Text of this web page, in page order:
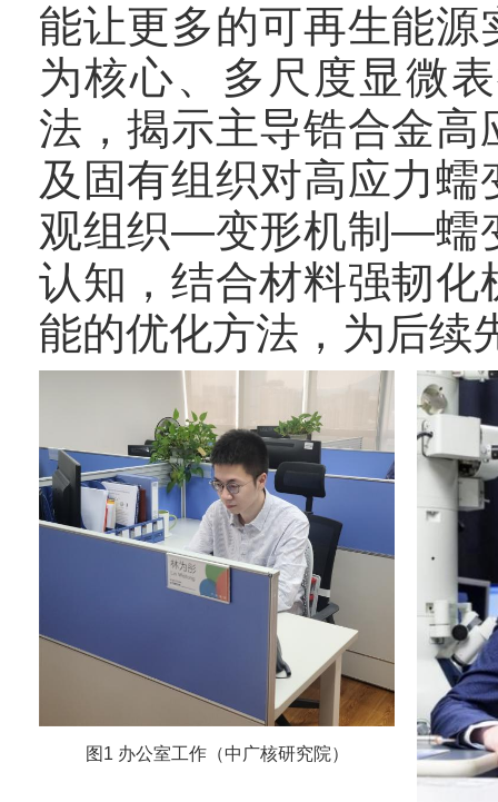
能让更多的可再生能
为核心、多尺度显微
法，揭示主导锆合金
及固有组织对高应力
观组织—变形机制—蠕
认知，结合材料强韧
能的优化方法，为后续
图1 办公室工作（中广核研究院）